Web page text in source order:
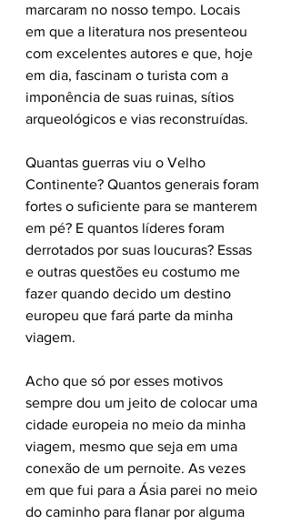
marcaram no nosso tempo. Locais
em que a literatura nos presenteou
com excelentes autores e que, hoje
em dia, fascinam o turista com a
imponência de suas ruinas, sítios
arqueológicos e vias reconstruídas.
Quantas guerras viu o Velho
Continente? Quantos generais foram
fortes o suficiente para se manterem
em pé? E quantos líderes foram
derrotados por suas loucuras? Essas
e outras questões eu costumo me
fazer quando decido um destino
europeu que fará parte da minha
viagem.
Acho que só por esses motivos
sempre dou um jeito de colocar uma
cidade europeia no meio da minha
viagem, mesmo que seja em uma
conexão de um pernoite. As vezes
em que fui para a Ásia parei no meio
do caminho para flanar por alguma